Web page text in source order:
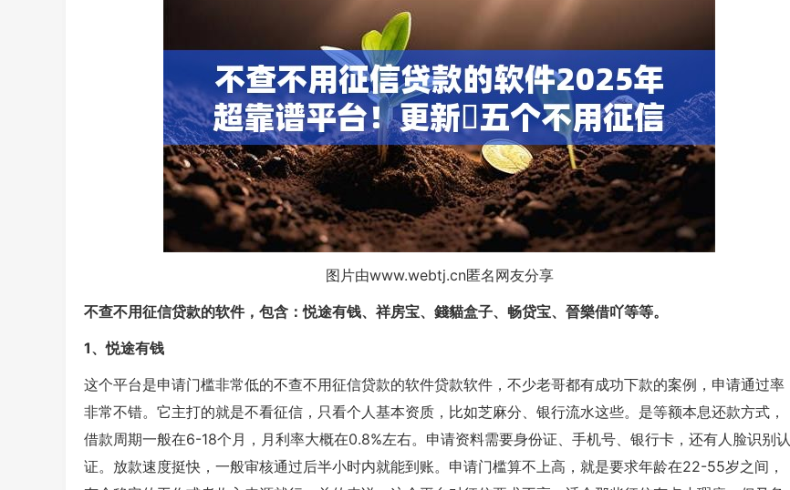
图片由www.webtj.cn匿名网友分享
不查不用征信贷款的软件，包含：悦途有钱、祥房宝、錢貓盒子、畅贷宝、晉樂借吖等等。
1、悦途有钱
这个平台是申请门槛非常低的不查不用征信贷款的软件贷款软件，不少老哥都有成功下款的案例，申请通过率
非常不错。它主打的就是不看征信，只看个人基本资质，比如芝麻分、银行流水这些。是等额本息还款方式，
借款周期一般在6-18个月，月利率大概在0.8%左右。申请资料需要身份证、手机号、银行卡，还有人脸识别认
证。放款速度挺快，一般审核通过后半小时内就能到账。申请门槛算不上高，就是要求年龄在22-55岁之间，